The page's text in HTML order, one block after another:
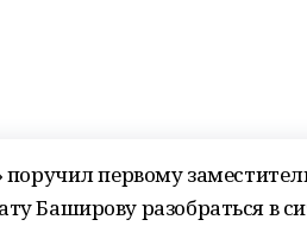
поручил первому
Баширову разобраться в